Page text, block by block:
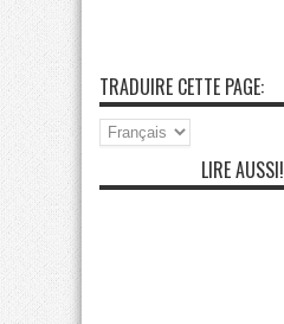
TRADUIRE CETTE PAGE:
LIRE AUSSI!